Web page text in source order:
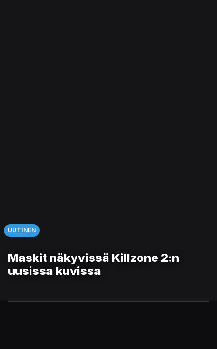
UUTINEN
Maskit näkyvissä Killzone 2:n
uusissa kuvissa